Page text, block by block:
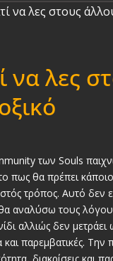
να λες
των Souls
θα πρέπει κάποιος
τρόπος. Αυτό δεν
τους λόγους
αλλιώς δεν
παρεμβατικές. Την